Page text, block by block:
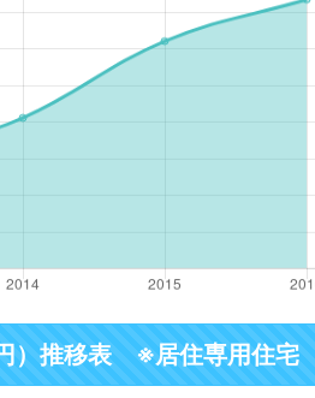
）推移表 ※居住専用住宅